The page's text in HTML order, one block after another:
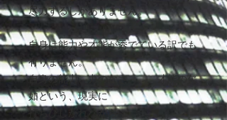
尽力するしかありません。
自身は能力や才能が秀でている訳でも
有りません。
自身の能力、力のなさ、、、才能の欠
如という、現実に
打ちひしがれながら